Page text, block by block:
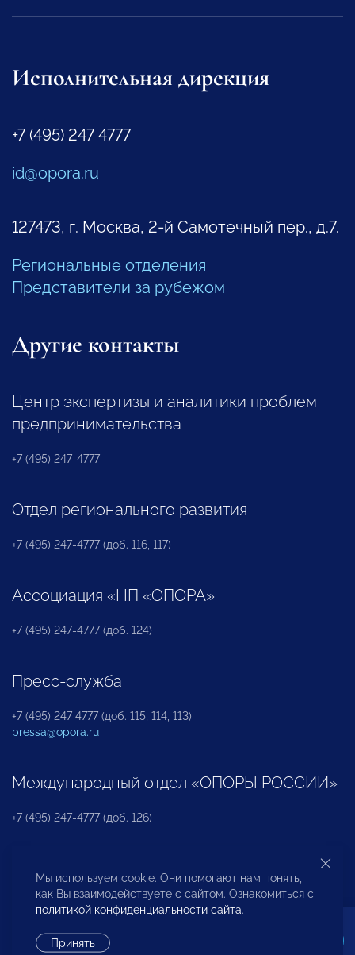
Исполнительная дирекция
+7 (495) 247 4777
id@opora.ru
127473, г. Москва, 2-й Самотечный пер., д.7.
Региональные отделения
Представители за рубежом
Другие контакты
Центр экспертизы и аналитики проблем
предпринимательства
+7 (495) 247-4777
Отдел регионального развития
+7 (495) 247-4777 (доб. 116, 117)
Ассоциация «НП «ОПОРА»
+7 (495) 247-4777 (доб. 124)
Пресс-служба
+7 (495) 247 4777 (доб. 115, 114, 113)
pressa@opora.ru
Международный отдел «ОПОРЫ РОССИИ»
+7 (495) 247-4777 (доб. 126)
Бюро по защите прав предпринимателей и
инвесторов
Мы используем cookie. Они помогают нам понять,
как Вы взаимодействуете с сайтом. Ознакомиться с
политикой конфиденциальности сайта.
Принять